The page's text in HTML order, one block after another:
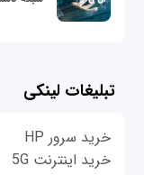
تبلیغات لینکی
خرید سرور HP
خرید اینترنت 5G